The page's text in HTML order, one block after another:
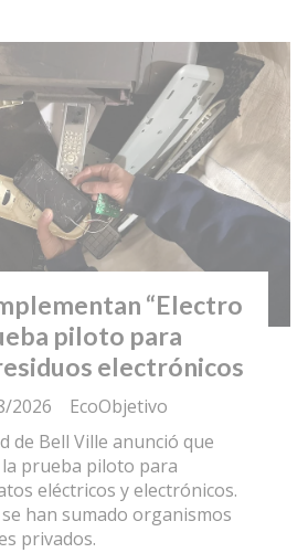
“Electro
piloto para
electrónicos
EcoObjetivo
2026
de Bell Ville anunció que
prueba piloto para
eléctricos y electrónicos.
han sumado organismos
privados.